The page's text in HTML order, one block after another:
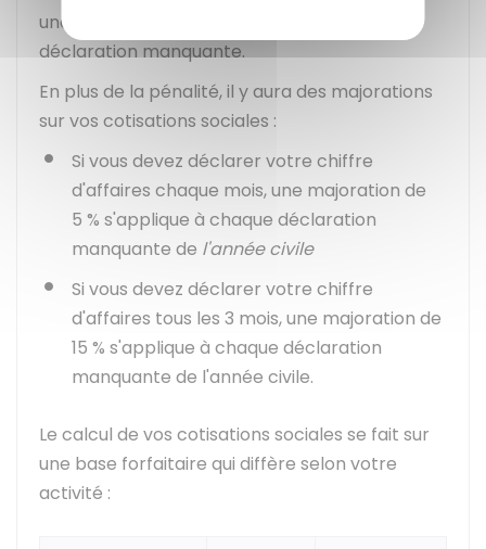
une pénalité de
déclaration manquante.
En plus de la pénalité, il y aura des majorations
sur vos cotisations sociales :
Si vous devez déclarer votre chiffre
d'affaires chaque mois, une majoration de
5 % s'applique à chaque déclaration
manquante de l'année civile
Si vous devez déclarer votre chiffre
d'affaires tous les 3 mois, une majoration de
15 % s'applique à chaque déclaration
manquante de l'année civile.
Le calcul de vos cotisations sociales se fait sur
une base forfaitaire qui diffère selon votre
activité :